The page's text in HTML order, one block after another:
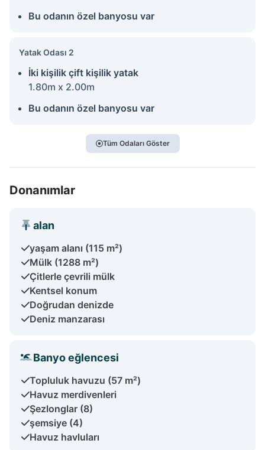
Bu odanın özel banyosu var
Yatak Odası 2
İki kişilik çift kişilik yatak
1.80m x 2.00m
Bu odanın özel banyosu var
Tüm Odaları Göster
Donanımlar
alan
yaşam alanı (115 m²)
Mülk (1288 m²)
Çitlerle çevrili mülk
Kentsel konum
Doğrudan denizde
Deniz manzarası
Banyo eğlencesi
Topluluk havuzu (57 m²)
Havuz merdivenleri
Şezlonglar (8)
şemsiye (4)
Havuz havluları